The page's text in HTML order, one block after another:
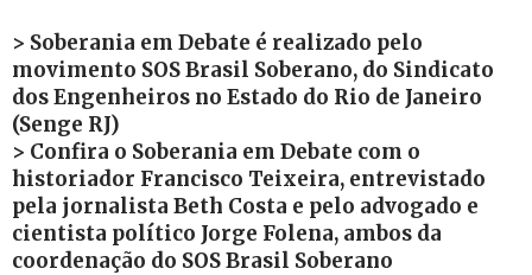
> Soberania em Debate é realizado pelo
movimento SOS Brasil Soberano, do Sindicato
dos Engenheiros no Estado do Rio de Janeiro
(Senge RJ)
> Confira o Soberania em Debate com o
historiador Francisco Teixeira, entrevistado
pela jornalista Beth Costa e pelo advogado e
cientista político Jorge Folena, ambos da
coordenação do SOS Brasil Soberano